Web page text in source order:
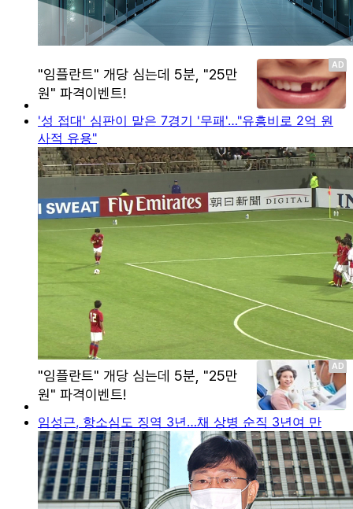
'성 접대' 심판이 맡은 7경기 '무패'…"유흥비로 2억 원
사적 유용"
임성근, 항소심도 징역 3년…채 상병 순직 3년여 만